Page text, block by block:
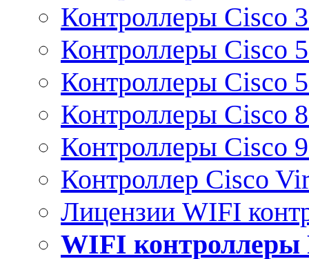
Контроллеры Cisco
Контроллеры Cisco
Контроллеры Cisco
Контроллеры Cisco
Контроллеры Cisco
Контроллер Cisco
Лицензии WIFI
WIFI контроллеры